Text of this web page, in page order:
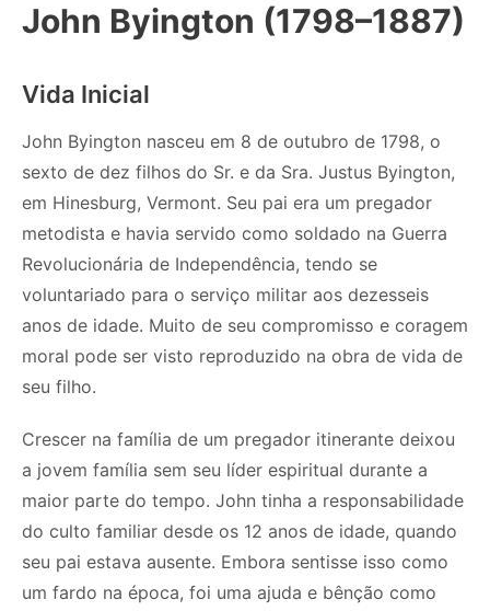
John Byington (1798–1887)
Vida Inicial
John Byington nasceu em 8 de outubro de 1798, o
sexto de dez filhos do Sr. e da Sra. Justus Byington,
em Hinesburg, Vermont. Seu pai era um pregador
metodista e havia servido como soldado na Guerra
Revolucionária de Independência, tendo se
voluntariado para o serviço militar aos dezesseis
anos de idade. Muito de seu compromisso e coragem
moral pode ser visto reproduzido na obra de vida de
seu filho.
Crescer na família de um pregador itinerante deixou
a jovem família sem seu líder espiritual durante a
maior parte do tempo. John tinha a responsabilidade
do culto familiar desde os 12 anos de idade, quando
seu pai estava ausente. Embora sentisse isso como
um fardo na época, foi uma ajuda e bênção como